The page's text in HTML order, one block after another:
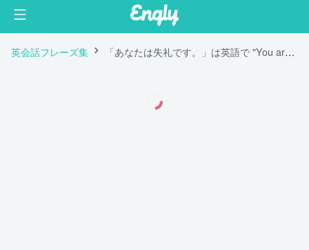
英会話フレーズ集 「あなたは失礼です。」は英語で "You are rude."